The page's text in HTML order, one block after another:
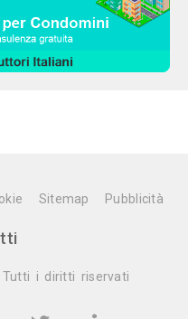
Sitemap Pubblicità
i diritti riservati